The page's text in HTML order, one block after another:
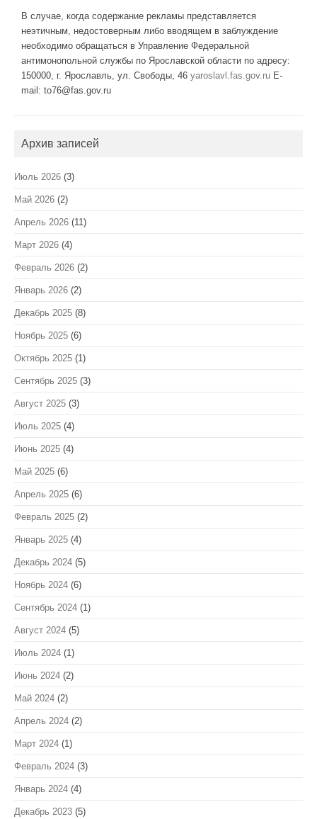
В случае, когда содержание рекламы представляется
неэтичным, недостоверным либо вводящем в заблуждение
необходимо обращаться в Управление Федеральной
антимонопольной службы по Ярославской области по адресу:
150000, г. Ярославль, ул. Свободы, 46 yaroslavl.fas.gov.ru E-
mail: to76@fas.gov.ru
Архив записей
Июль 2026 (3)
Май 2026 (2)
Апрель 2026 (11)
Март 2026 (4)
Февраль 2026 (2)
Январь 2026 (2)
Декабрь 2025 (8)
Ноябрь 2025 (6)
Октябрь 2025 (1)
Сентябрь 2025 (3)
Август 2025 (3)
Июль 2025 (4)
Июнь 2025 (4)
Май 2025 (6)
Апрель 2025 (6)
Февраль 2025 (2)
Январь 2025 (4)
Декабрь 2024 (5)
Ноябрь 2024 (6)
Сентябрь 2024 (1)
Август 2024 (5)
Июль 2024 (1)
Июнь 2024 (2)
Май 2024 (2)
Апрель 2024 (2)
Март 2024 (1)
Февраль 2024 (3)
Январь 2024 (4)
Декабрь 2023 (5)